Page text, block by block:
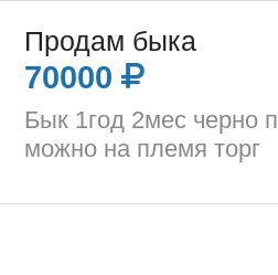
Продам быка
70000
Бык 1год 2мес черно
можно на племя торг